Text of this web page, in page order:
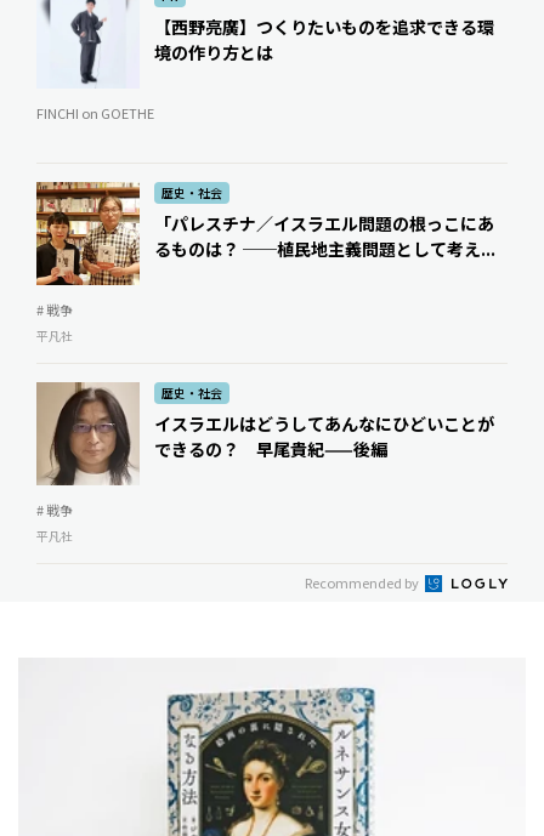
【西野亮廣】つくりたいものを追求できる環
境の作り方とは
FINCHI on GOETHE
歴史・社会
「パレスチナ／イスラエル問題の根っこにあ
るものは？ ──植民地主義問題として考え...
# 戦争
平凡社
歴史・社会
イスラエルはどうしてあんなにひどいことが
できるの？ 早尾貴紀——後編
# 戦争
平凡社
Recommended by